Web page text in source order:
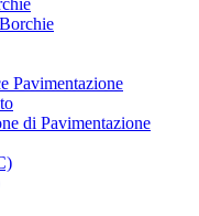
Pavimentazione
di Pavimentazione